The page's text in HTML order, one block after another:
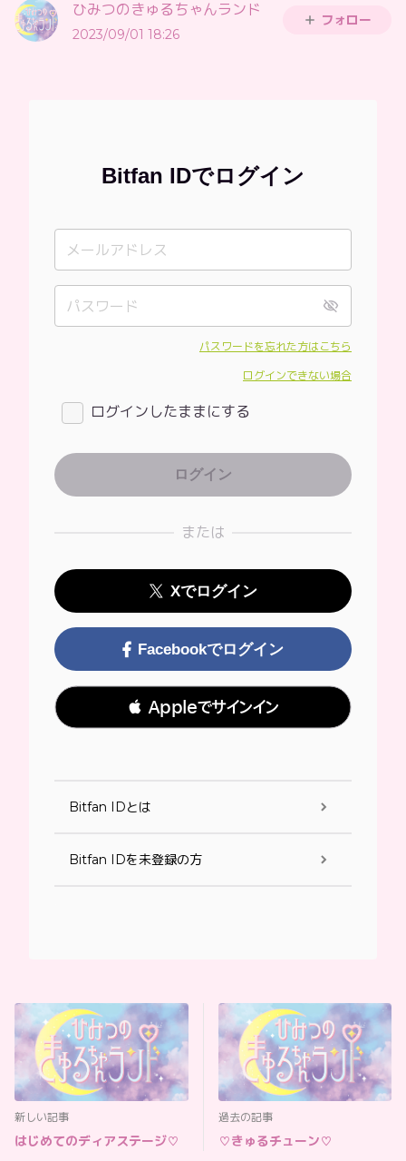
ひみつのきゅるちゃんランド
2023/09/01 18:26
フォロー
Bitfan IDでログイン
パスワードを忘れた方はこちら
ログインできない場合
ログインしたままにする
または
Xでログイン
Facebookでログイン
 Appleでサインイン
Bitfan IDとは
Bitfan IDを未登録の方
新しい記事
はじめてのディアステージ♡
過去の記事
♡きゅるチューン♡